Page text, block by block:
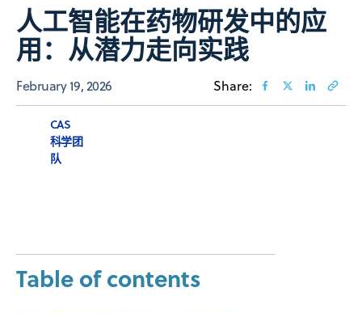
人工智能在药物研发中的应
用：从潜力走向实践
February 19, 2026 Share:
CAS
科学团
队
Table of contents